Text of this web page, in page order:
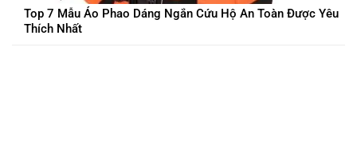
Top 7 Mẫu Áo Phao Dáng Ngắn Cứu Hộ An Toàn Được Yêu
Thích Nhất